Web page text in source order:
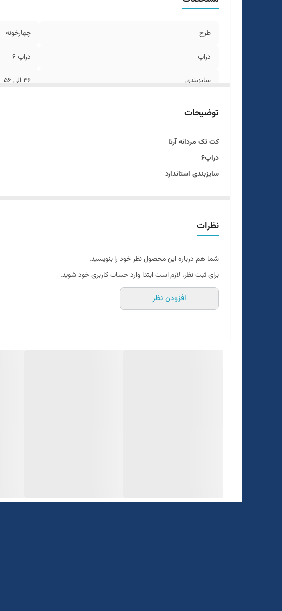
طرح چهارخونه
دراپ دراپ 6
سایزبندی ۴۶ الی ۵۶
توضیحات
کت تک مردانه آرتا
دراپ۶
سایزبندی استاندارد
سایزبندی ۴۶ الی ۵۶
تن خور عالی
دو چاک
یک الی دو درجه تفاوت رنگ درنظر گرفته شود
برای تعیین سایز به واتساپ پیام بدید
نظرات
شما هم درباره این محصول نظر خود را بنویسید.
برای ثبت نظر، لازم است ابتدا وارد حساب کاربری خود شوید.
افزودن نظر